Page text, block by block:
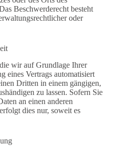
Beschwerderecht besteht
oder
wir auf Grundlage Ihrer
Vertrags automatisiert
Dritten in einem gängigen,
zu lassen. Sofern Sie
an einen anderen
dies nur, soweit es